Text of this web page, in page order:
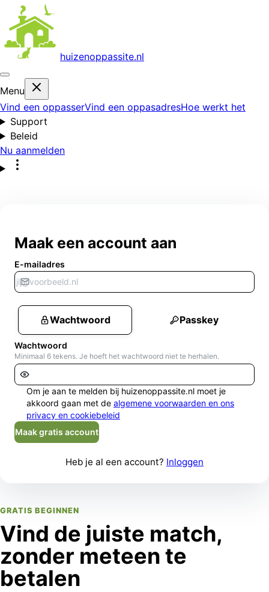
huizenoppassite.nl
Menu
Vind een oppasserVind een oppasadresHoe werkt het
Support
Beleid
Nu aanmelden
GRATIS BEGINNEN
Vind de juiste match,
zonder meteen te
betalen
Maak een account aan
E-mailadres
Wachtwoord Passkey
Wachtwoord
Minimaal 6 tekens. Je hoeft het wachtwoord niet te herhalen.
Om je aan te melden bij huizenoppassite.nl moet je
akkoord gaan met de algemene voorwaarden en ons
privacy en cookiebeleid
Maak gratis account
Heb je al een account? Inloggen